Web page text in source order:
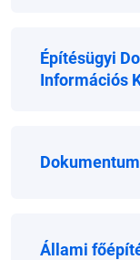
Építésügyi
Információs
Állami